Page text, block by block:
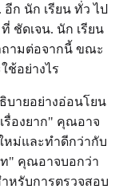
ก นัก เรียน ทั่ว ไป
ชัดเจน. นัก เรียน
ถามต่อจากนี้ ขณะ
ช้อย่างไร
บายอย่างอ่อนโยน
รื่องยาก" คุณอาจ
หม่และทําดีกว่ากับ
" คุณอาจบอกว่า
าหรับการตรวจสอบ